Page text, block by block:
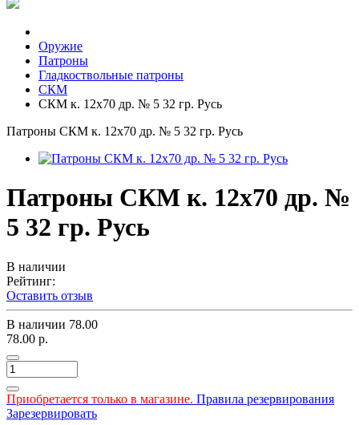
Оружие
Патроны
Гладкоствольные патроны
СКМ
СКМ к. 12х70 др. № 5 32 гр. Русь
Патроны СКМ к. 12х70 др. № 5 32 гр. Русь
Патроны СКМ к. 12х70 др. №
5 32 гр. Русь
В наличии
Рейтинг:
Оставить отзыв
В наличии 78.00
78.00 р.
Приобретается только в магазине. Правила резервирования
Зарезервировать